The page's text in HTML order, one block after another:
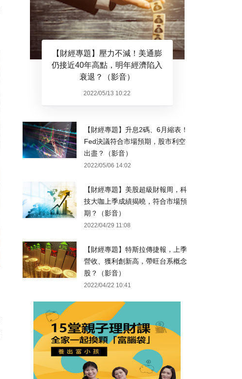
【財經專題】壓力不減！美通膨
仍接近40年高點，明年經濟陷入
衰退？（影音）
2022/05/13 10:22
【財經專題】升息2碼、6月縮表！
Fed決議符合市場預期，股市利空
出盡？（影音）
2022/05/06 14:02
【財經專題】美股超級財報周，科
技大咖上季成績揭曉，符合市場預
期？（影音）
2022/04/29 11:08
【財經專題】特斯拉傳捷報，上季
營收、獲利創新高，帶旺台系概念
股？（影音）
2022/04/22 10:41